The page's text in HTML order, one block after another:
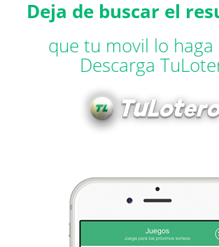
Deja de buscar el
que tu movil lo
Descarga